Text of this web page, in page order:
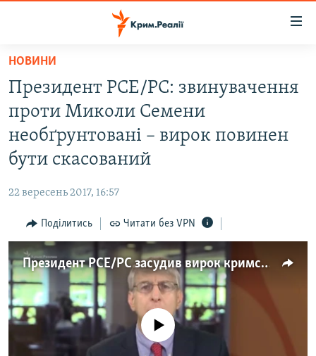
Перейти
основного
матеріалу
Перейти
до
основної
Перейти
пошуку
ВОДА.КРИМ
ВІДЕО ТА ФОТО
ПОЛІТИКА
ПОГЛЯД
ІНТЕРВ'Ю
ВСЕ ЗА ДЕНЬ
СПЕЦПРОЕКТИ
ДЕПОРТАЦІЯ
ВІДЕОУРОКИ «ELIFBE»
ЯК ОБІЙТИ БЛОКУВАННЯ
Русский
НОВИНИ
Президент РСЕ/РС: звинувачення
проти Миколи Семени
необґрунтовані – вирок повинен
бути скасований
22 вересень 2017, 16:57
Поділитись Читати без VPN
Президент РСЕ/РС засудив вирок кримському журналісту
No media source currently available